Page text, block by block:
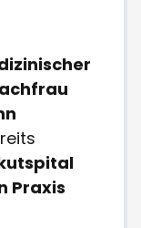
Praxis